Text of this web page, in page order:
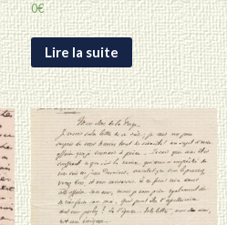
0€
Lire la suite